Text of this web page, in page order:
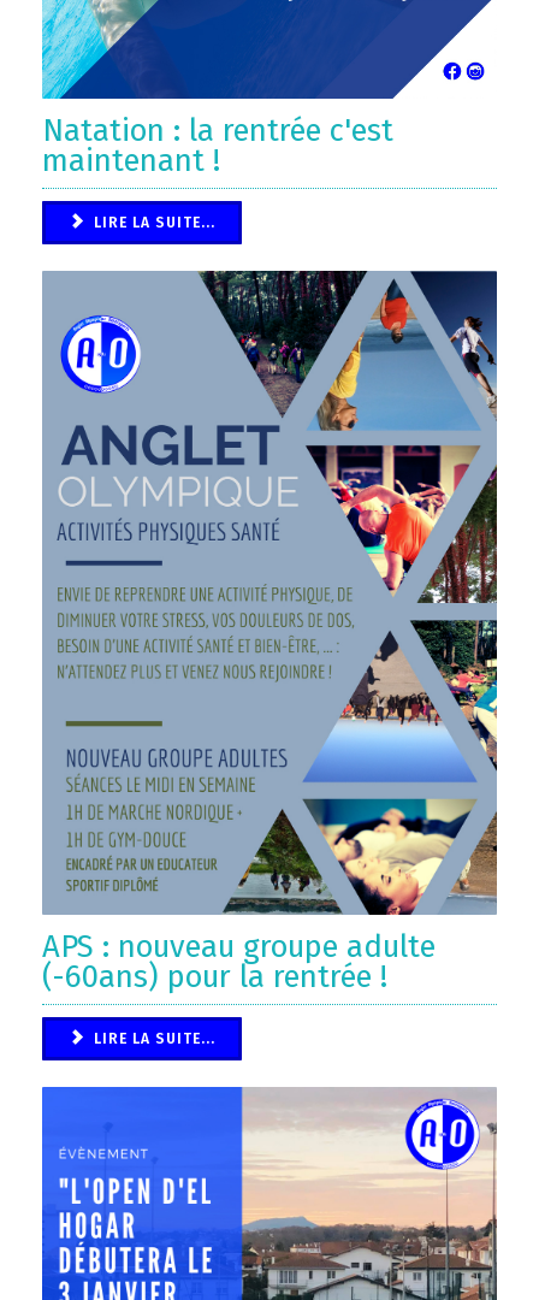
Natation : la rentrée c'est
maintenant !
LIRE LA SUITE...
APS : nouveau groupe adulte
(-60ans) pour la rentrée !
LIRE LA SUITE...